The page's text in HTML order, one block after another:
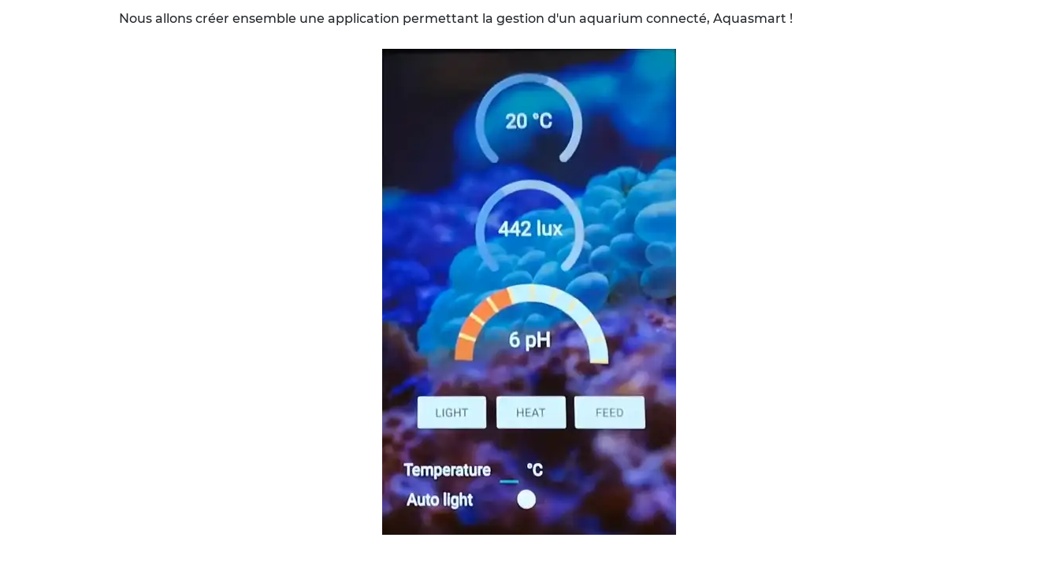
Nous allons créer ensemble une application permettant la gestion d'un aquarium connecté, Aquasmart !